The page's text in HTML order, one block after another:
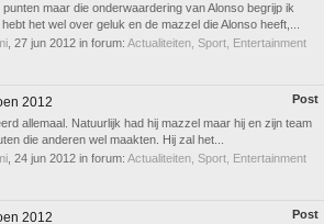
maar die onderwaardering van Alonso begrijp ik
het wel over geluk en de mazzel die Alonso heeft,...
27 jun 2012 in forum: Actualiteiten, Sport, Entertainment
Post
2012
allemaal. Natuurlijk had hij mazzel maar hij en zijn team
die anderen wel maakten. Hij zal het...
24 jun 2012 in forum: Actualiteiten, Sport, Entertainment
Post
2012